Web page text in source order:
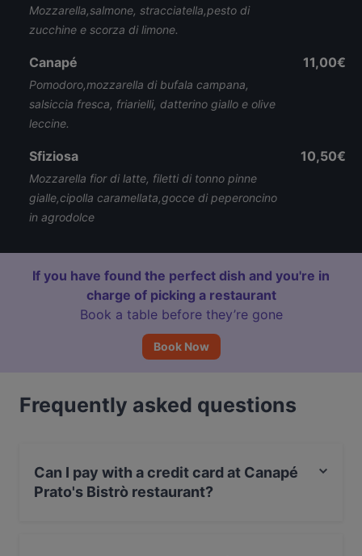
Mozzarella,salmone, stracciatella,pesto di
zucchine e scorza di limone.
Canapé
Pomodoro,mozzarella di bufala campana,
salsiccia fresca, friarielli, datterino giallo e olive
leccine.
11,00€
Sfiziosa
Mozzarella fior di latte, filetti di tonno pinne
gialle,cipolla caramellata,gocce di peperoncino
in agrodolce
10,50€
If you have found the perfect dish and you're in
charge of picking a restaurant
Book a table before they’re gone
Book Now
Frequently asked questions
Can I pay with a credit card at Canapé
Prato's Bistrò restaurant?